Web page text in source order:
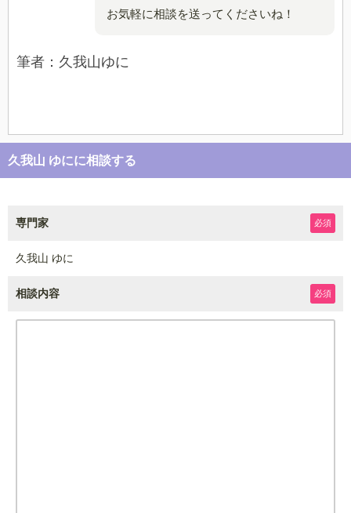
お気軽に相談を送ってくださいね！
筆者：久我山ゆに
久我山 ゆにに相談する
専門家 必須
久我山 ゆに
相談内容 必須